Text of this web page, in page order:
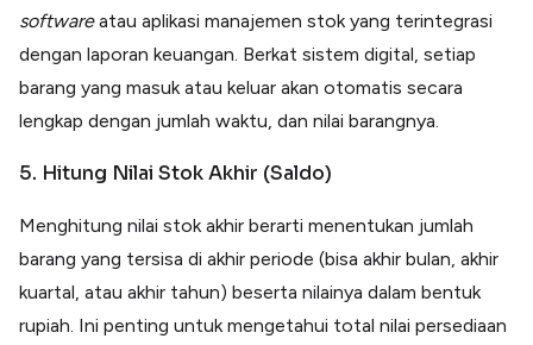
softwareatau aplikasi manajemen stok yang terintegrasi
dengan laporan keuangan. Berkat sistem digital, setiap
barang yang masuk atau keluar akan otomatis secara
lengkap dengan jumlah waktu, dan nilai barangnya.
5. Hitung Nilai Stok Akhir (Saldo)
Menghitung nilai stok akhir berarti menentukan jumlah
barang yang tersisa di akhir periode (bisa akhir bulan, akhir
kuartal, atau akhir tahun) beserta nilainya dalam bentuk
rupiah. Ini penting untuk mengetahui total nilai persediaan